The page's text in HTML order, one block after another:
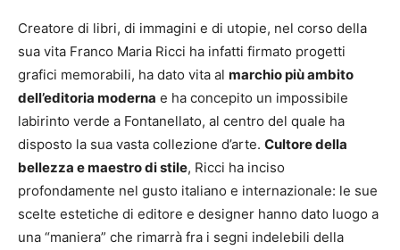
Creatore di libri, di immagini e di utopie, nel corso della
sua vita Franco Maria Ricci ha infatti firmato progetti
grafici memorabili, ha dato vita al marchio più ambito
dell’editoria moderna e ha concepito un impossibile
labirinto verde a Fontanellato, al centro del quale ha
disposto la sua vasta collezione d’arte. Cultore della
bellezza e maestro di stile, Ricci ha inciso
profondamente nel gusto italiano e internazionale: le sue
scelte estetiche di editore e designer hanno dato luogo a
una “maniera” che rimarrà fra i segni indelebili della